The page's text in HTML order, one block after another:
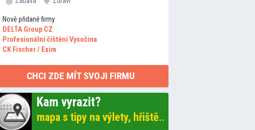
Nově přidané firmy
DELTA Group CZ
Profesionální čištění Vysočina
CK Fischer / Exim
CHCI ZDE MÍT SVOJI FIRMU
Kam vyrazit?
mapa s tipy na výlety, hřiště..